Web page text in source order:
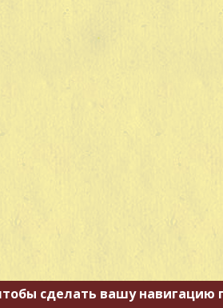
сделать вашу навигацию